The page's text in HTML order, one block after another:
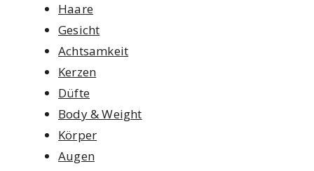
Haare
Gesicht
Achtsamkeit
Kerzen
Düfte
Body & Weight
Körper
Augen